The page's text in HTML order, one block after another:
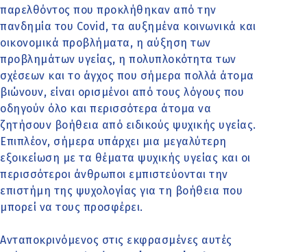
παρελθόντος που προκλήθηκαν από την
πανδημία του Covid, τα αυξημένα κοινωνικά και
οικονομικά προβλήματα, η αύξηση των
προβλημάτων υγείας, η πολυπλοκότητα των
σχέσεων και το άγχος που σήμερα πολλά άτομα
βιώνουν, είναι ορισμένοι από τους λόγους που
οδηγούν όλο και περισσότερα άτομα να
ζητήσουν βοήθεια από ειδικούς ψυχικής υγείας.
Επιπλέον, σήμερα υπάρχει μια μεγαλύτερη
εξοικείωση με τα θέματα ψυχικής υγείας και οι
περισσότεροι άνθρωποι εμπιστεύονται την
επιστήμη της ψυχολογίας για τη βοήθεια που
μπορεί να τους προσφέρει.
Ανταποκρινόμενος στις εκφρασμένες αυτές